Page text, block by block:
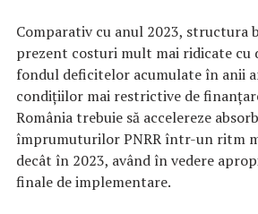
Comparativ cu anul 2023, structura
prezent costuri mult mai ridicate cu
fondul deficitelor acumulate în anii
condițiilor mai restrictive de
România trebuie să accelereze
împrumuturilor PNRR într-un ritm
decât în 2023, având în vedere
finale de implementare.